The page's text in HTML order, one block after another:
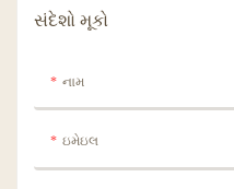
સંદેશો મૂકો
નામ
ઇમેઇલ